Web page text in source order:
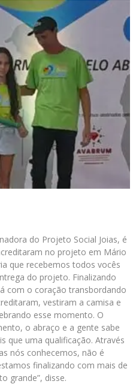
do Projeto Social Joias, é
no projeto em Mário
que recebemos todos vocês
do projeto. Finalizando
com o coração transbordando
vestiram a camisa e
esse momento. O
o abraço e a gente sabe
que uma qualificação. Através
nós conhecemos, não é
finalizando com mais de
grande”, disse.